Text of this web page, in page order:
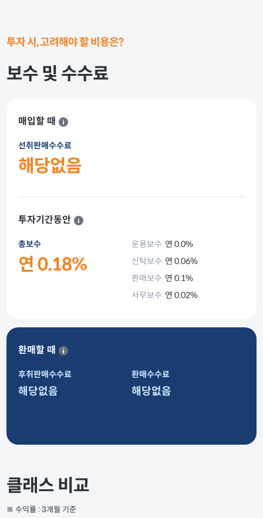
투자 시, 고려해야 할 비용은?
보수 및 수수료
매입할 때
선취판매수수료
해당없음
투자기간동안
총보수
연 0.18%
운용보수 연 0.0%
신탁보수 연 0.06%
판매보수 연 0.1%
사무보수 연 0.02%
환매할 때
후취판매수수료
해당없음
환매수수료
해당없음
클래스 비교
※ 수익률 : 3개월 기준